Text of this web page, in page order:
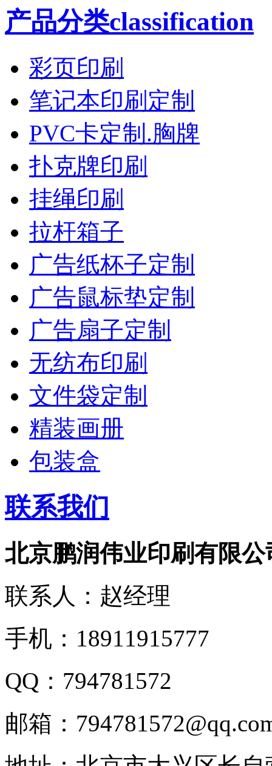
产品分类classification
彩页印刷
笔记本印刷定制
PVC卡定制.胸牌
扑克牌印刷
挂绳印刷
拉杆箱子
广告纸杯子定制
广告鼠标垫定制
广告扇子定制
无纺布印刷
文件袋定制
精装画册
包装盒
联系我们
北京鹏润伟业印刷有限公
联系人：赵经理
手机：18911915777
QQ：794781572
邮箱：